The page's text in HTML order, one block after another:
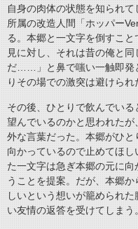
自身の肉体の状態を知られ
所属の改造人間「ホッパー
る。本郷と一文字を倒すこ
見に対し、それは昔の俺と
だ……」と鼻で嗤い一触即発
りその場での激突は避けられ
その後、ひとりで飲んでい
望んでいるのかと思われた
外な言葉だった。本郷がひ
向かっているので止めてほ
た一文字は急ぎ本郷の元に
うことを提案。だが、本郷
しいという想いが籠められ
い友情の返答を受けてしまう。